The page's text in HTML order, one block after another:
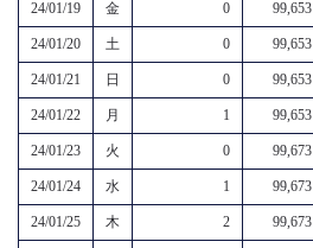
24/01/19 金 0 99,653
24/01/20 土 0 99,653
24/01/21 日 0 99,653
24/01/22 月 1 99,653
24/01/23 火 0 99,673
24/01/24 水 1 99,673
24/01/25 木 2 99,673